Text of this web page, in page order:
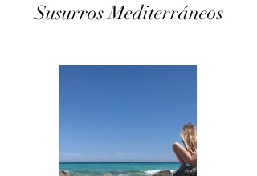
Susurros Mediterráneos